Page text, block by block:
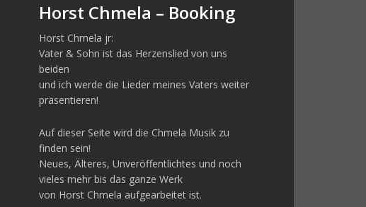
Horst Chmela – Booking
Horst Chmela jr:
Vater & Sohn ist das Herzenslied von uns
beiden
und ich werde die Lieder meines Vaters weiter
präsentieren!
Auf dieser Seite wird die Chmela Musik zu
finden sein!
Neues, Älteres, Unveröffentlichtes und noch
vieles mehr bis das ganze Werk
von Horst Chmela aufgearbeitet ist.